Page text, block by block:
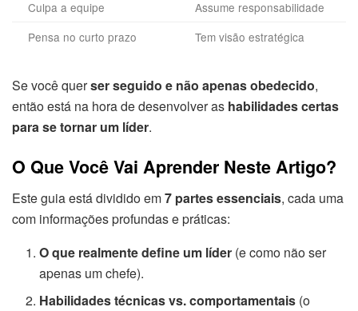
Culpa a equipe
Assume responsabilidade
Pensa no curto prazo
Tem visão estratégica
Se você querser seguido e não apenas obedecido,
então está na hora de desenvolver as habilidades certas
para se tornar um líder.
O Que Você Vai Aprender Neste Artigo?
Este guia está dividido em7 partes essenciais, cada uma
com informações profundas e práticas:
O que realmente define um líder (e como não ser
apenas um chefe).
Habilidades técnicas vs. comportamentais (o